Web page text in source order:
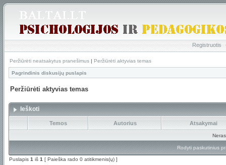
Registruotis
Peržiūrėti neatsakytus pranešimus | Peržiūrėti aktyvias temas
Pagrindinis diskusijų puslapis
Peržiūrėti aktyvias temas
Ieškoti
Temos Autorius Atsakymai
Rodyti paskutinius
Puslapis 1 iš 1 [ Paieška rado 0 atitikmenis(ų) ]